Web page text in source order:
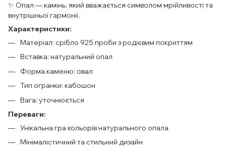
✨ Опал — камінь, який вважається символом мрійливості та
внутрішньої гармонії.
Характеристики:
Матеріал: срібло 925 проби з родієвим покриттям
Вставка: натуральний опал
Форма каменю: овал
Тип огранки: кабошон
Вага: уточнюється
Переваги:
Унікальна гра кольорів натурального опала
Мінімалістичний та стильний дизайн